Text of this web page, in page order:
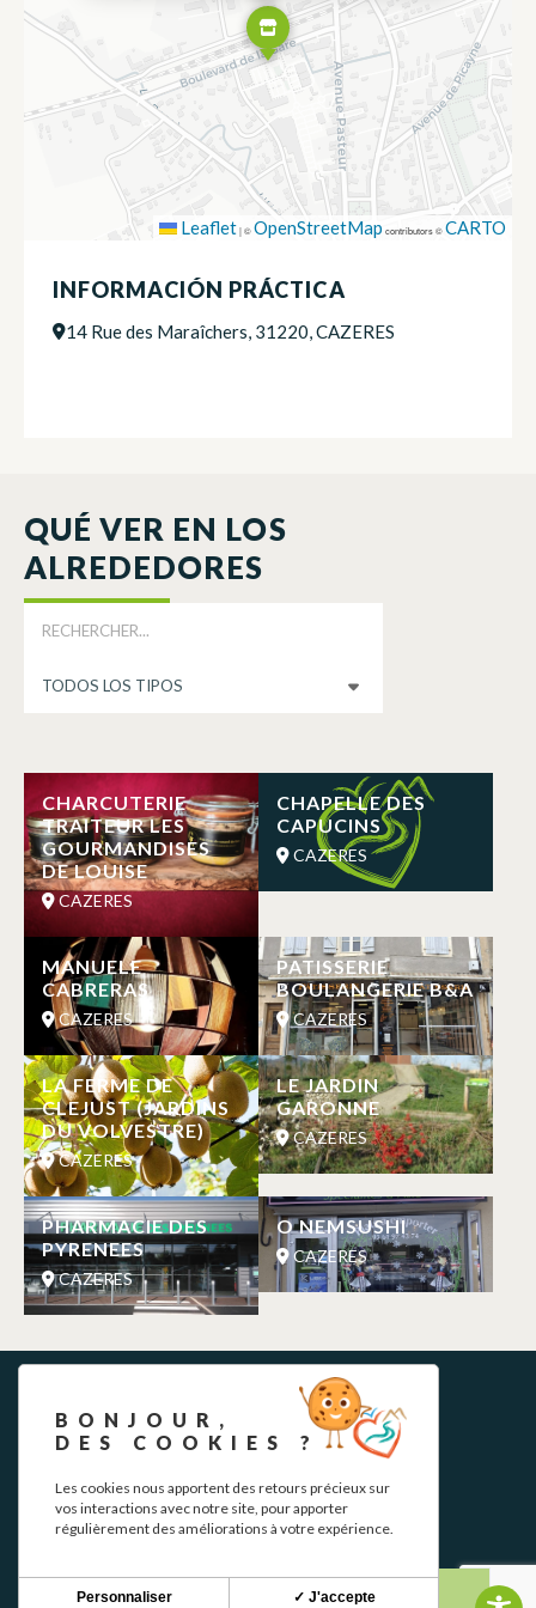
Leaflet|©OpenStreetMap contributors ©CARTO
INFORMACIÓN PRÁCTICA
14 Rue des Maraîchers, 31220, CAZERES
QUÉ VER EN LOS
ALREDEDORES
CHARCUTERIE
TRAITEUR LES
GOURMANDISES
DE LOUISE
CAZERES
CHAPELLE DES
CAPUCINS
CAZERES
MANUELE
CABRERAS
CAZERES
PATISSERIE
BOULANGERIE B&A
CAZERES
LA FERME DE
CLEJUST (JARDINS
DU VOLVESTRE)
CAZERES
LE JARDIN
GARONNE
CAZERES
PHARMACIE DES
PYRENEES
CAZERES
O NEMSUSHI
CAZERES
BOLETÍN INFORMATIVO
Mantente al tanto de nuestras novedades y ofertas.
BONJOUR,
DES COOKIES ?
Les cookies nous apportent des retours précieux sur
vos interactions avec notre site, pour apporter
régulièrement des améliorations à votre expérience.
✓ J'accepte
Personnaliser